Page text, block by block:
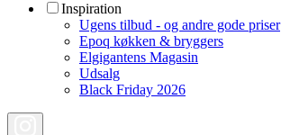
Inspiration
Ugens tilbud - og andre gode priser
Epoq køkken & bryggers
Elgigantens Magasin
Udsalg
Black Friday 2026